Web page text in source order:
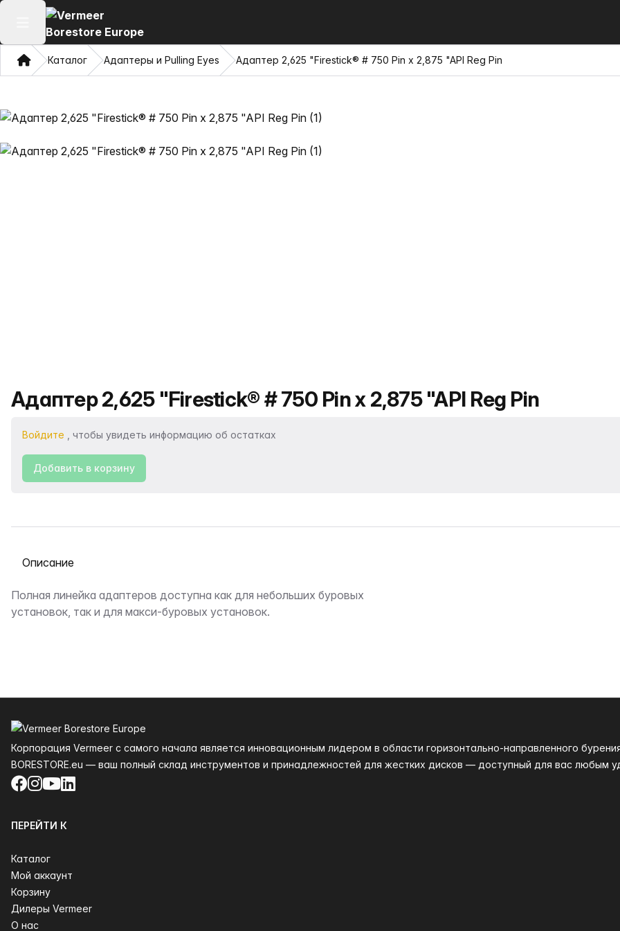
Открыть главное меню
ДомКаталог Адаптеры и Pulling Eyes Адаптер 2,625 "Firestick® # 750 Pin x 2,875 "API Reg Pin
Название продукта
Адаптер 2,625 "Firestick® # 750 Pin x 2,875 "API Reg Pin
Войдите , чтобы увидеть информацию об остатках
Добавить в корзину
Выберите вкладку
Описание
Полная линейка адаптеров доступна как для небольших буровых
установок, так и для макси-буровых установок.
Корпорация Vermeer с самого начала является инновационным лидером в области горизонтально-направленного
BORESTORE.eu — ваш полный склад инструментов и принадлежностей для жестких дисков — доступный для вас любым
Facebook
Instagram
YouTube
LinkedIn
ПЕРЕЙТИ К
Каталог
Мой аккаунт
Корзину
Дилеры Vermeer
О нас